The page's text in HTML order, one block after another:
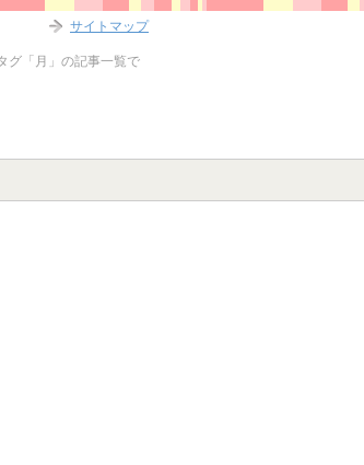
グ「月」の記事一覧で
サイトマップ